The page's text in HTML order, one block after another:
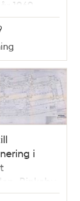
1969
i
Rinkeby